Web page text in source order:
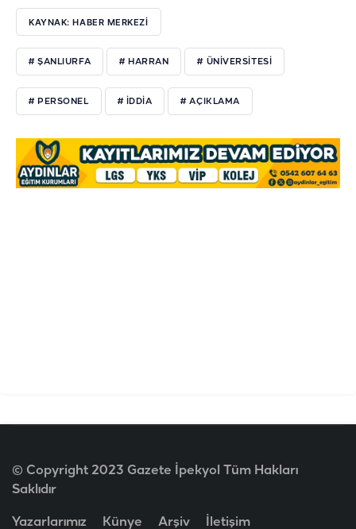
KAYNAK: HABER MERKEZİ
# ŞANLIURFA # HARRAN # ÜNİVERSİTESİ
# PERSONEL # İDDİA # AÇIKLAMA
© Copyright 2023 Gazete İpekyol Tüm Hakları
Saklıdır
Yazarlarımız Künye Arşiv İletişim